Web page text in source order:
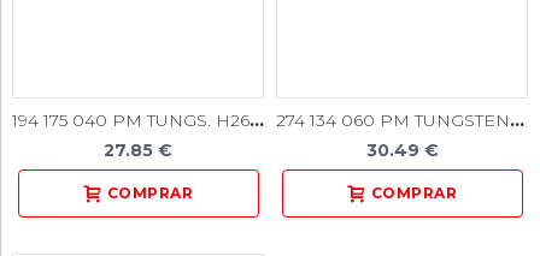
194 175 040 PM TUNGS. H261 1u.
27.85 €
274 134 060 PM TUNGSTENO 1u.
30.49 €